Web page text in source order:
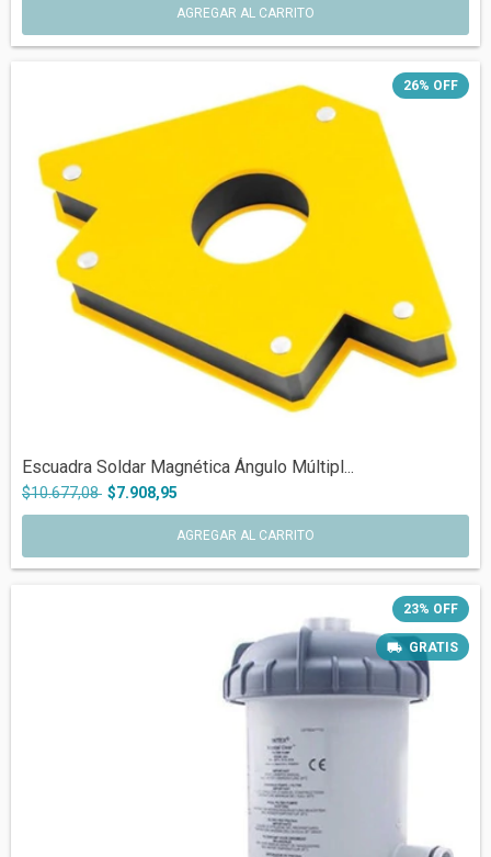
26% OFF
Escuadra Soldar Magnética Ángulo Múltipl...
$10.677,08 $7.908,95
23% OFF
GRATIS